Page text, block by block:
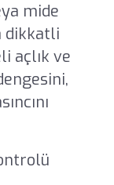
mide
dikkatli
açlık ve